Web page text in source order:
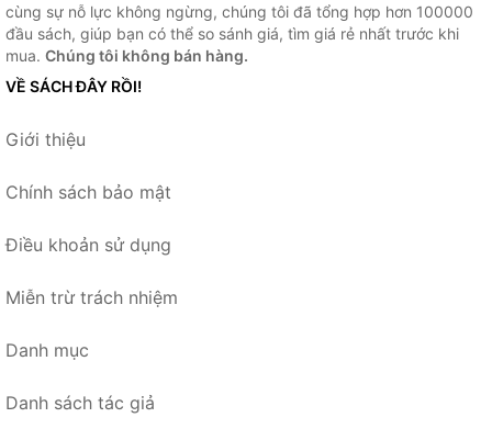
cùng sự nỗ lực không ngừng, chúng tôi đã tổng hợp hơn 100000
đầu sách, giúp bạn có thể so sánh giá, tìm giá rẻ nhất trước khi
mua. Chúng tôi không bán hàng.
VỀ SÁCH ĐÂY RỒI!
Giới thiệu
Chính sách bảo mật
Điều khoản sử dụng
Miễn trừ trách nhiệm
Danh mục
Danh sách tác giả